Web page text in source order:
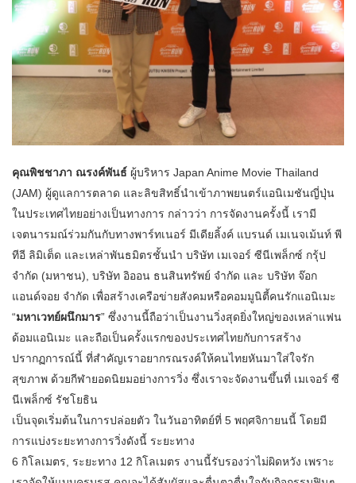
คุณพิชชาภา ณรงค์พันธ์ ผู้บริหาร Japan Anime Movie Thailand
(JAM) ผู้ดูแลการตลาด และลิขสิทธิ์นำเข้าภาพยนตร์แอนิเมชันญี่ปุ่น
ในประเทศไทยอย่างเป็นทางการ กล่าวว่า การจัดงานครั้งนี้ เรามี
เจตนารมณ์ร่วมกันกับทางพาร์ทเนอร์ มีเดียลิ้งค์ แบรนด์ เมเนจเม้นท์ พี
ทีอี ลิมิเต็ด และเหล่าพันธมิตรชั้นนำ บริษัท เมเจอร์ ซีนีเพล็กซ์ กรุ้ป
จำกัด (มหาชน), บริษัท อิออน ธนสินทรัพย์ จำกัด และ บริษัท จ๊อก
แอนด์จอย จำกัด เพื่อสร้างเครือข่ายสังคมหรือคอมมูนิตี้คนรักแอนิเมะ
“มหาเวทย์ผนึกมาร” ซึ่งงานนี้ถือว่าเป็นงานวิ่งสุดยิ่งใหญ่ของเหล่าแฟน
ด้อมแอนิเมะ และถือเป็นครั้งแรกของประเทศไทยกับการสร้าง
ปรากฏการณ์นี้ ที่สำคัญเราอยากรณรงค์ให้คนไทยหันมาใส่ใจรัก
สุขภาพ ด้วยกีฬายอดนิยมอย่างการวิ่ง ซึ่งเราจะจัดงานขึ้นที่ เมเจอร์ ซี
นีเพล็กซ์ รัชโยธิน
เป็นจุดเริ่มต้นในการปล่อยตัว ในวันอาทิตย์ที่ 5 พฤศจิกายนนี้ โดยมี
การแบ่งระยะทางการวิ่งดังนี้ ระยะทาง
6 กิโลเมตร, ระยะทาง 12 กิโลเมตร งานนี้รับรองว่าไม่ผิดหวัง เพราะ